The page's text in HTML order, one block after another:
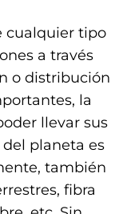
cualquier tipo
a través
o distribución
la
llevar sus
planeta es
también
fibra